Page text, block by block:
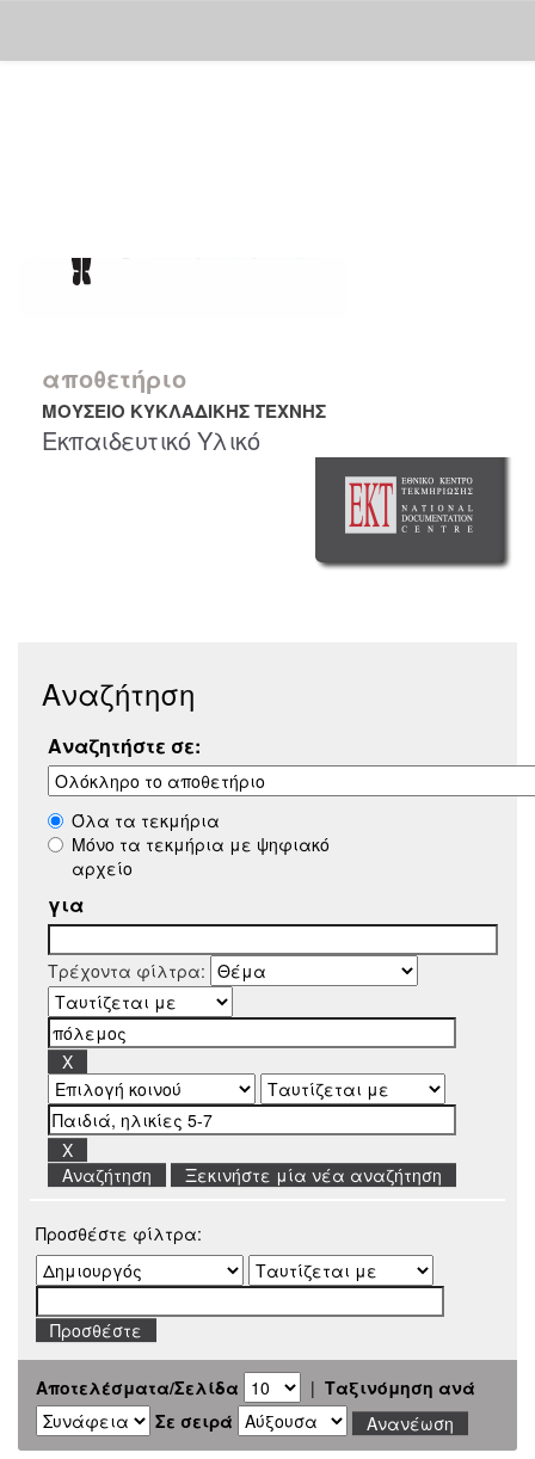
αποθετήριο
ΜΟΥΣΕΙΟ ΚΥΚΛΑΔΙΚΗΣ ΤΕΧΝΗΣ
Εκπαιδευτικό Υλικό
Αναζήτηση
Αναζητήστε σε:
Όλα τα τεκμήρια
Μόνο τα τεκμήρια με ψηφιακό
αρχείο
για
Τρέχοντα φίλτρα:
Ξεκινήστε μία νέα αναζήτηση
Προσθέστε φίλτρα:
Αποτελέσματα/Σελίδα | Ταξινόμηση ανά
Σε σειρά